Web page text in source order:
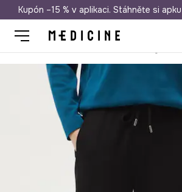
Doprava zdarma při nákupu nad
Kupón –15 % v aplikaci. Stáhněte si apku